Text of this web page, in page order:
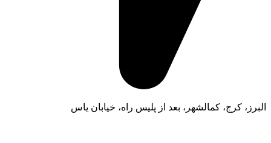
البرز، کرج، کمالشهر، بعد از پلیس راه، خیابان یاس